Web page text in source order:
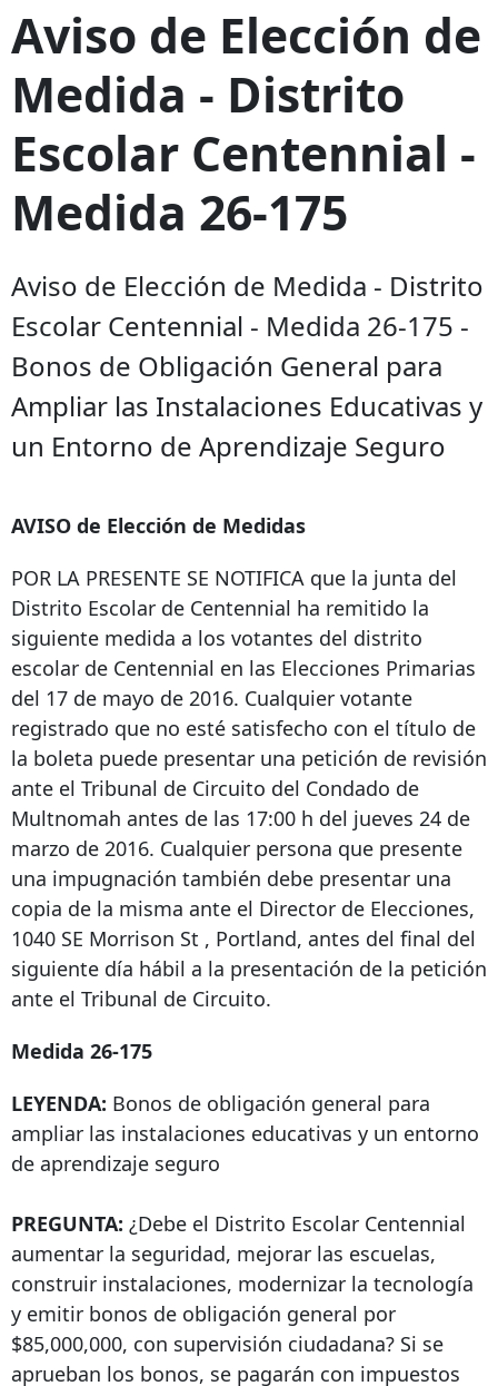
Aviso de Elección de
Medida - Distrito
Escolar Centennial -
Medida 26-175
Aviso de Elección de Medida - Distrito
Escolar Centennial - Medida 26-175 -
Bonos de Obligación General para
Ampliar las Instalaciones Educativas y
un Entorno de Aprendizaje Seguro
AVISO de Elección de Medidas
POR LA PRESENTE SE NOTIFICA que la junta del
Distrito Escolar de Centennial ha remitido la
siguiente medida a los votantes del distrito
escolar de Centennial en las Elecciones Primarias
del 17 de mayo de 2016. Cualquier votante
registrado que no esté satisfecho con el título de
la boleta puede presentar una petición de revisión
ante el Tribunal de Circuito del Condado de
Multnomah antes de las 17:00 h del jueves 24 de
marzo de 2016. Cualquier persona que presente
una impugnación también debe presentar una
copia de la misma ante el Director de Elecciones,
1040 SE Morrison St , Portland, antes del final del
siguiente día hábil a la presentación de la petición
ante el Tribunal de Circuito.
Medida 26-175
LEYENDA: Bonos de obligación general para
ampliar las instalaciones educativas y un entorno
de aprendizaje seguro
PREGUNTA: ¿Debe el Distrito Escolar Centennial
aumentar la seguridad, mejorar las escuelas,
construir instalaciones, modernizar la tecnología
y emitir bonos de obligación general por
$85,000,000, con supervisión ciudadana? Si se
aprueban los bonos, se pagarán con impuestos